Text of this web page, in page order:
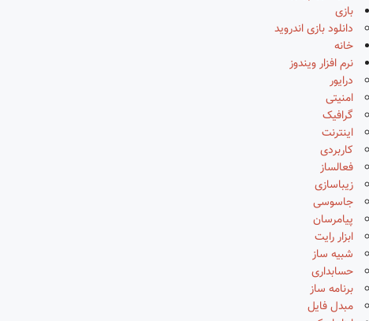
بازی
دانلود بازی اندروید
خانه
نرم افزار ویندوز
درایور
امنیتی
گرافیک
اینترنت
کاربردی
فعالساز
زیباسازی
جاسوسی
پیامرسان
ابزار رایت
شبیه ساز
حسابداری
برنامه ساز
مبدل فایل